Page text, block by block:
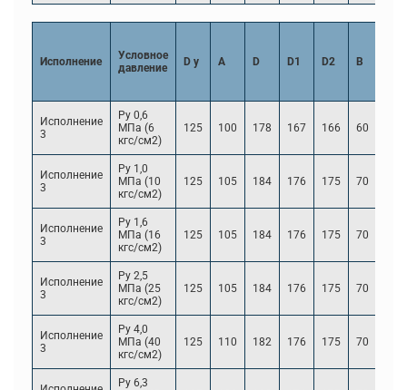
Исполнение
Условное
давление
D y A D D1 D2 B
Исполнение
3
Ру 0,6
МПа (6
кгс/см2)
125 100 178 167 166 60
Исполнение
3
Ру 1,0
МПа (10
кгс/см2)
125 105 184 176 175 70
Исполнение
3
Ру 1,6
МПа (16
кгс/см2)
125 105 184 176 175 70
Исполнение
3
Ру 2,5
МПа (25
кгс/см2)
125 105 184 176 175 70
Исполнение
3
Ру 4,0
МПа (40
кгс/см2)
125 110 182 176 175 70
Ру 6,3